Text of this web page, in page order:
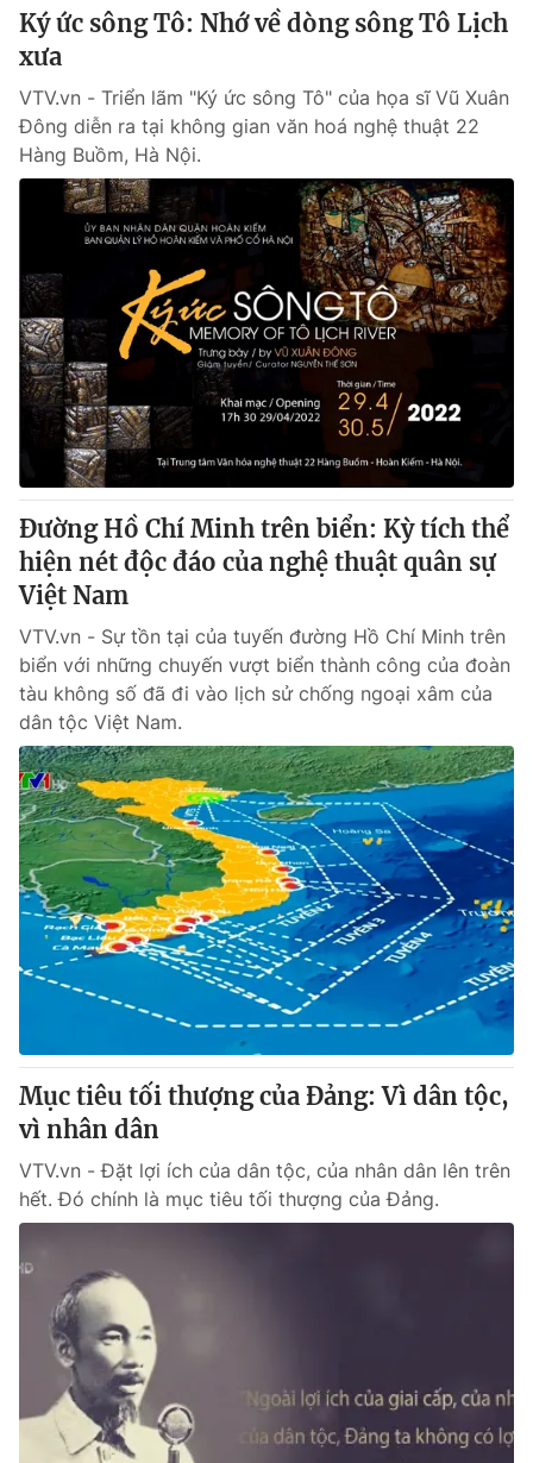
Chuyên mục khác
Emagazine
Photo Infographic
Video Shorts video
VTV Money VTV Thể thao
VTV Sức khoẻ Bất động sản
Thị trường 24h Tấm lòng Việt
VTV4
VTV9 VTV8
Liên hệ tòa soạn
THỜI BÁO VTV
Theo dõi báo trên
Cơ quan chủ quản:Đài Truyền hình Việt Nam
Cơ quan báo chí:Thời báo VTV
Giấy phép hoạt động báo in và báo điện tử số 483/GP-BTTTT
cấp ngày 29/12/2023
Tổng Biên tập:
Vũ Thanh Thủy
Phó Tổng Biên tập:Nguyễn Thị Mỹ Hạnh, Phạm Quốc Thắng,
Nguyễn Trọng Ninh
Tổng đài VTV:024.38 355 931 - 024.38 355 932
Ðiện thoại Thời báo VTV:024.66 897 897
Email:toasoan@vtv.vn
Ký ức sông Tô: Nhớ về dòng sông Tô Lịch
xưa
VTV.vn - Triển lãm "Ký ức sông Tô" của họa sĩ Vũ Xuân
Đông diễn ra tại không gian văn hoá nghệ thuật 22
Hàng Buồm, Hà Nội.
Đường Hồ Chí Minh trên biển: Kỳ tích thể
hiện nét độc đáo của nghệ thuật quân sự
Việt Nam
VTV.vn - Sự tồn tại của tuyến đường Hồ Chí Minh trên
biển với những chuyến vượt biển thành công của đoàn
tàu không số đã đi vào lịch sử chống ngoại xâm của
dân tộc Việt Nam.
Mục tiêu tối thượng của Đảng: Vì dân tộc,
vì nhân dân
VTV.vn - Đặt lợi ích của dân tộc, của nhân dân lên trên
hết. Đó chính là mục tiêu tối thượng của Đảng.